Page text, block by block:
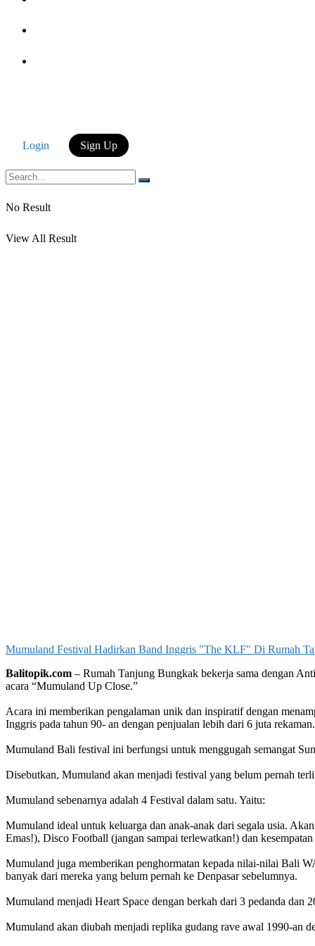
Login Sign Up
No Result
View All Result
Mumuland Festival Hadirkan Band Inggris "The KLF" Di Rumah
Balitopik.com – Rumah Tanjung Bungkak bekerja sama dengan
acara “Mumuland Up Close.”
Acara ini memberikan pengalaman unik dan inspiratif dengan
Inggris pada tahun 90- an dengan penjualan lebih dari 6 juta rekaman.
Mumuland Bali festival ini berfungsi untuk menggugah semangat
Disebutkan, Mumuland akan menjadi festival yang belum pernah
Mumuland sebenarnya adalah 4 Festival dalam satu. Yaitu:
Mumuland ideal untuk keluarga dan anak-anak dari segala usia.
Emas!), Disco Football (jangan sampai terlewatkan!) dan
Mumuland juga memberikan penghormatan kepada nilai-nilai Bali
banyak dari mereka yang belum pernah ke Denpasar sebelumnya.
Mumuland menjadi Heart Space dengan berkah dari 3 pedanda dan
Mumuland akan diubah menjadi replika gudang rave awal 1990-an